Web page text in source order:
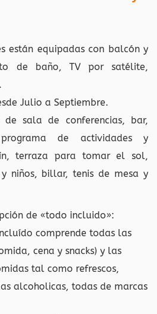
están equipadas con balcón y
de baño, TV por satélite,
Julio a Septiembre.
de sala de conferencias, bar,
programa de actividades y
terraza para tomar el sol,
niños, billar, tenis de mesa y
de «todo incluido»:
comprende todas las
cena y snacks) y las
tal como refrescos,
alcoholicas, todas de marcas